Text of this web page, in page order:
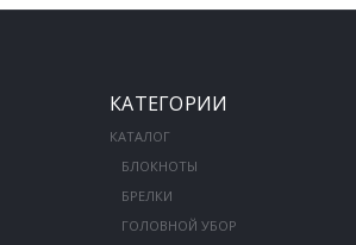
КАТЕГОРИИ
КАТАЛОГ
БЛОКНОТЫ
БРЕЛКИ
ГОЛОВНОЙ УБОР